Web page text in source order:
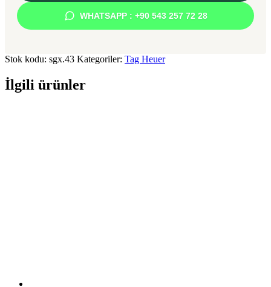
WHATSAPP : +90 543 257 72 28
Stok kodu: sgx.43 Kategoriler: Tag Heuer
İlgili ürünler